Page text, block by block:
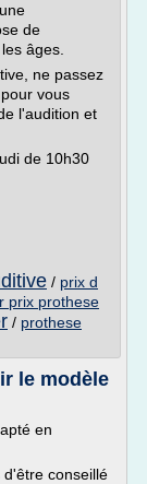
de
âges.
ne passez
vous
l'audition et
de 10h30
/ prix d
prix prothese
/ prothese
le modèle
en
conseillé